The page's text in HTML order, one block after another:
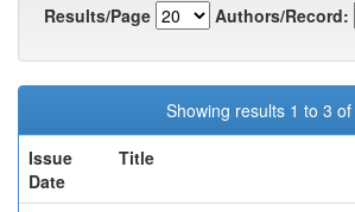
Results/Page
Authors/Record:
Showing results 1 to 3 of
Issue
Date
Title